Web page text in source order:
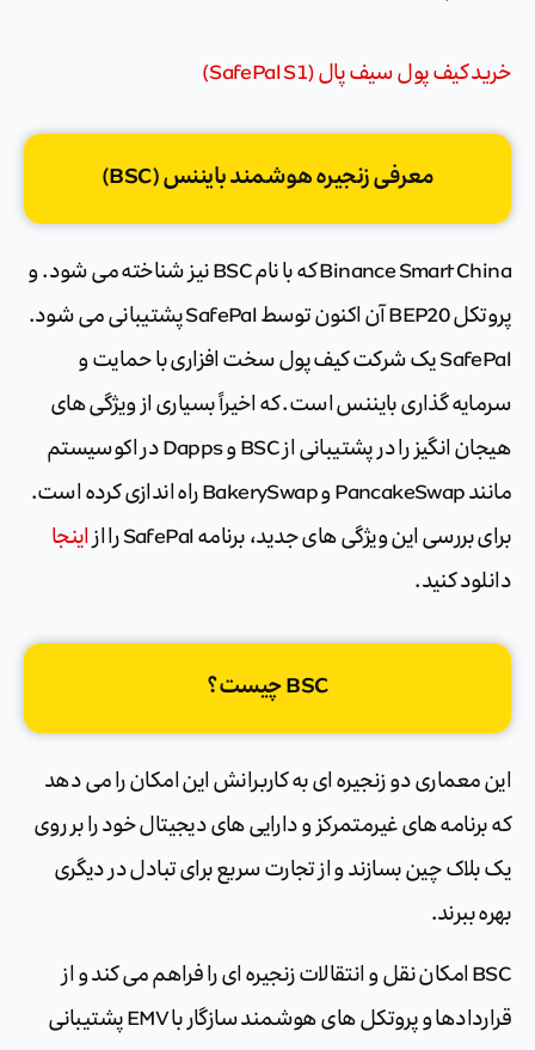
خرید کیف پول سیف پال (SafePal S1)
معرفی زنجیره هوشمند بایننس (BSC)
Binance Smart China که با نام BSC نیز شناخته می شود. و
پروتکل BEP20 آن اکنون توسط SafePal پشتیبانی می شود.
SafePal یک شرکت کیف پول سخت افزاری با حمایت و
سرمایه گذاری بایننس است. که اخیراً بسیاری از ویژگی های
هیجان انگیز را در پشتیبانی از BSC و Dapps در اکوسیستم
مانند PancakeSwap و BakerySwap راه اندازی کرده است.
برای بررسی این ویژگی های جدید، برنامه SafePal را از اینجا
دانلود کنید.
BSC چیست؟
این معماری دو زنجیره ای به کاربرانش این امکان را می دهد
که برنامه های غیرمتمرکز و دارایی های دیجیتال خود را بر روی
یک بلاک چین بسازند و از تجارت سریع برای تبادل در دیگری
بهره ببرند.
BSC امکان نقل و انتقالات زنجیره ای را فراهم می کند و از
قراردادها و پروتکل های هوشمند سازگار با EMV پشتیبانی